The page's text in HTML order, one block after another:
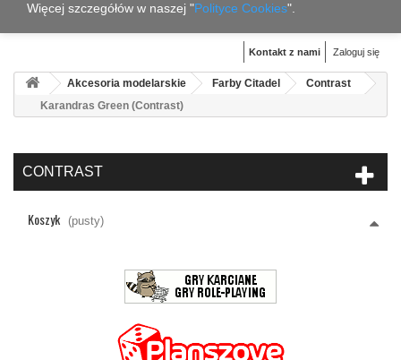
Koszyk (pusty)
Zaloguj się
Kontakt z nami
Akcesoria modelarskie Farby Citadel
Contrast
Karandras Green (Contrast)
CONTRAST
Koszyk (pusty)
Więcej szczegółów w naszej "Polityce Cookies".